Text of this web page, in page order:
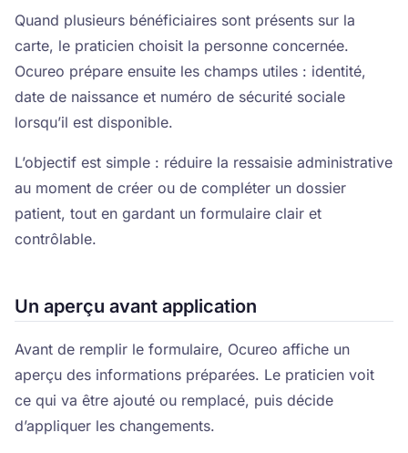
Quand plusieurs bénéficiaires sont présents sur la
carte, le praticien choisit la personne concernée.
Ocureo prépare ensuite les champs utiles : identité,
date de naissance et numéro de sécurité sociale
lorsqu’il est disponible.
L’objectif est simple : réduire la ressaisie administrative
au moment de créer ou de compléter un dossier
patient, tout en gardant un formulaire clair et
contrôlable.
Un aperçu avant application
Avant de remplir le formulaire, Ocureo affiche un
aperçu des informations préparées. Le praticien voit
ce qui va être ajouté ou remplacé, puis décide
d’appliquer les changements.